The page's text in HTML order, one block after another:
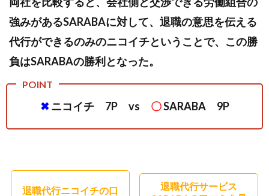
強みがあるSARABAに対して、退職の意思を伝える
代行ができるのみのニコイチということで、この勝
負はSARABAの勝利となった。
✖ニコイチ 7P vs 〇SARABA 9P
退職代行ニコイチの口
退職代行サービス